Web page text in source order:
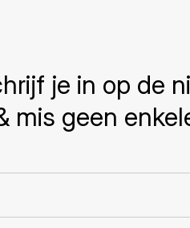
je in op de
mis geen